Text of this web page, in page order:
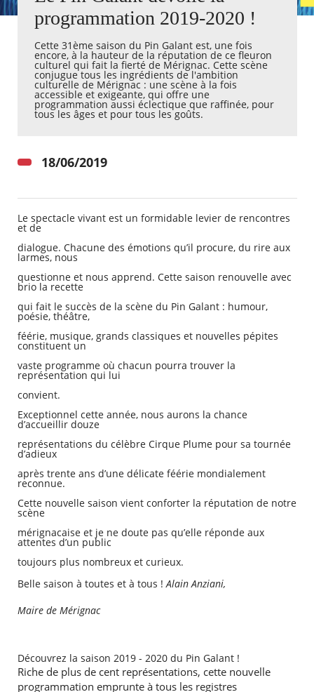
Agenda
Actualités
Kiosque
Espace de services en ligne
Facebook
X Instagram
Youtube
Linkedin
RECHERCHER ...
programmation 2019-2020 !
Cette 31ème saison du Pin Galant est, une fois
encore, à la hauteur de la réputation de ce fleuron
culturel qui fait la fierté de Mérignac. Cette scène
conjugue tous les ingrédients de l'ambition
culturelle de Mérignac : une scène à la fois
accessible et exigeante, qui offre une
programmation aussi éclectique que raffinée, pour
tous les âges et pour tous les goûts. ​
18/06/2019
Le spectacle vivant est un formidable levier de rencontres
et de
dialogue. Chacune des émotions qu’il procure, du rire aux
larmes, nous
questionne et nous apprend. Cette saison renouvelle avec
brio la recette
qui fait le succès de la scène du Pin Galant : humour,
poésie, théâtre,
féérie, musique, grands classiques et nouvelles pépites
constituent un
vaste programme où chacun pourra trouver la
représentation qui lui
convient.
Exceptionnel cette année, nous aurons la chance
d’accueillir douze
représentations du célèbre Cirque Plume pour sa tournée
d’adieux
après trente ans d’une délicate féérie mondialement
reconnue.
Cette nouvelle saison vient conforter la réputation de notre
scène
mérignacaise et je ne doute pas qu’elle réponde aux
attentes d’un public
toujours plus nombreux et curieux.
Belle saison à toutes et à tous !Alain Anziani,
Maire de Mérignac
Découvrez la saison 2019 - 2020 du Pin Galant !
Riche de plus de cent représentations, cette nouvelle
programmation emprunte à tous les registres